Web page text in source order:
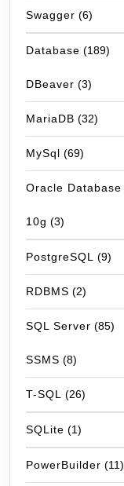
Swagger (6)
Database (189)
DBeaver (3)
MariaDB (32)
MySql (69)
Oracle Database
10g (3)
PostgreSQL (9)
RDBMS (2)
SQL Server (85)
SSMS (8)
T-SQL (26)
SQLite (1)
PowerBuilder (11)